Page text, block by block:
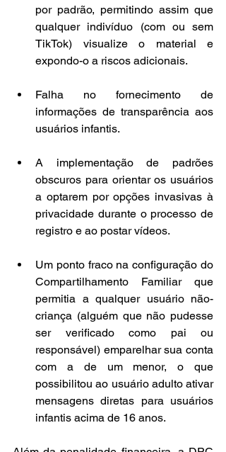
por padrão, permitindo assim que
qualquer indivíduo (com ou sem
TikTok) visualize o material e
expondo-o a riscos adicionais.
Falha no fornecimento de
informações de transparência aos
usuários infantis.
A implementação de padrões
obscuros para orientar os usuários
a optarem por opções invasivas à
privacidade durante o processo de
registro e ao postar vídeos.
Um ponto fraco na configuração do
Compartilhamento Familiar que
permitia a qualquer usuário não-
criança (alguém que não pudesse
ser verificado como pai ou
responsável) emparelhar sua conta
com a de um menor, o que
possibilitou ao usuário adulto ativar
mensagens diretas para usuários
infantis acima de 16 anos.